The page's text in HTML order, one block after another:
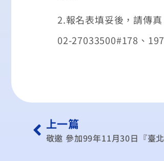
2.報名表填妥後，請傳
02-27033500#178、197
上一篇